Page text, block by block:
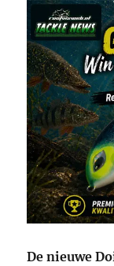
De nieuwe